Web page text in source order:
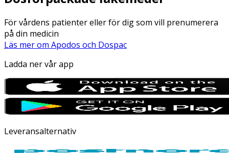
För vårdens patienter eller för dig som vill prenumerera
på din medicin
Läs mer om Apodos och Dospac
Ladda ner vår app
Leveransalternativ